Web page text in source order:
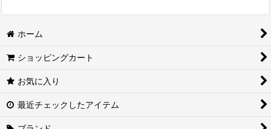
並び順
ホーム
ショッピングカート
お気に入り
最近チェックしたアイテム